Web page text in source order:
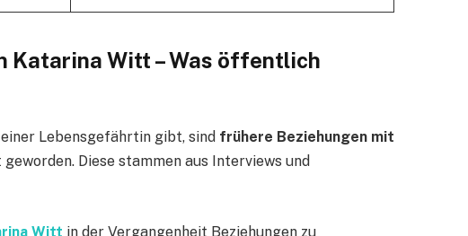
Katarina Witt – Was öffentlich
Lebensgefährtin gibt, sind frühere Beziehungen mit
Diese stammen aus Interviews und
Witt in der Vergangenheit Beziehungen zu